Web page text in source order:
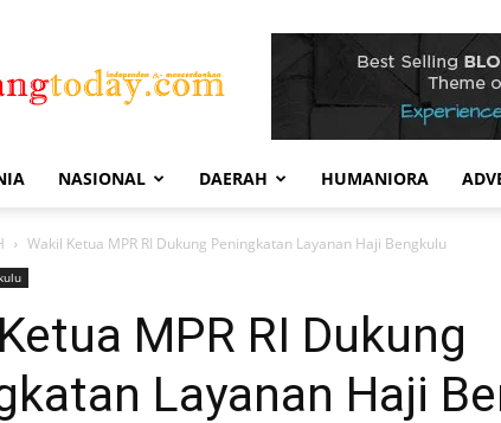
Today
NASIONAL DAERAH HUMANIORA
Wakil Ketua MPR RI Dukung Peningkatan Layanan Haji Bengkulu
MPR RI Dukung
Layanan Haji